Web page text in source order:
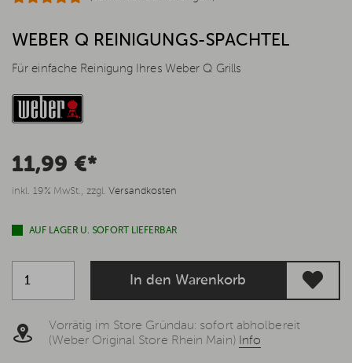
WEBER Q REINIGUNGS-SPACHTEL
Für einfache Reinigung Ihres Weber Q Grills
11,99 €*
inkl. 19% MwSt., zzgl.Versandkosten
AUF LAGER U. SOFORT LIEFERBAR
In den Warenkorb
Vorrätig im Store Gründau: sofort abholbereit
(Weber Original Store Rhein Main) Info